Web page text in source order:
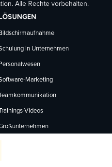
auf
LinkedIn
folgen
auf
YouTube
folgen
Alle Rechte vorbehalten.
Bildschirmaufnahme
in Unternehmen
Personalwesen
Marketing
Teamkommunikation
Trainings-Videos